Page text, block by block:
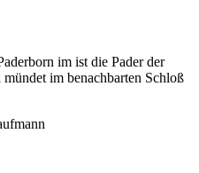
im ist die Pader der
im benachbarten Schloß